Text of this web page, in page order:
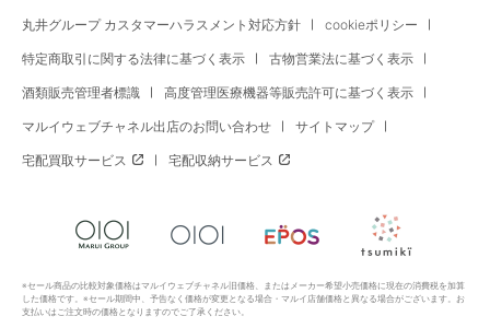
丸井グループ カスタマーハラスメント対応方針 cookieポリシー
特定商取引に関する法律に基づく表示 古物営業法に基づく表示
酒類販売管理者標識 高度管理医療機器等販売許可に基づく表示
マルイウェブチャネル出店のお問い合わせ サイトマップ
宅配買取サービス 宅配収納サービス
※セール商品の比較対象価格はマルイウェブチャネル旧価格、またはメーカー希望小売価格に現在の消費税を加算
した価格です。※セール期間中、予告なく価格が変更となる場合・マルイ店舗価格と異なる場合がございます。お
支払いはご注文時の価格となりますのでご了承ください。